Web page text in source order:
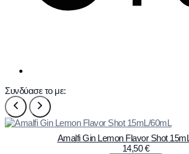
Συνδύασε το με:
Amalfi Gin Lemon Flavor Shot
14,50€